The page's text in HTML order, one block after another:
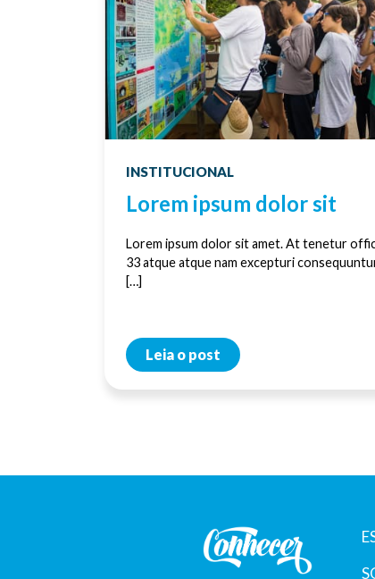
INSTITUCIONAL
Lorem ipsum dolor sit
Lorem ipsum dolor sit amet. At tenetur
33 atque atque nam excepturi
[…]
Leia o post